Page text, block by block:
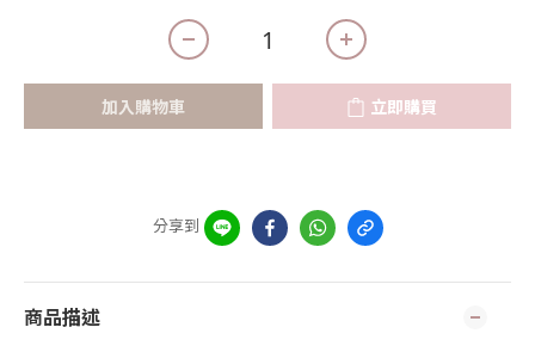
加入購物車 立即購買
分享到
商品描述